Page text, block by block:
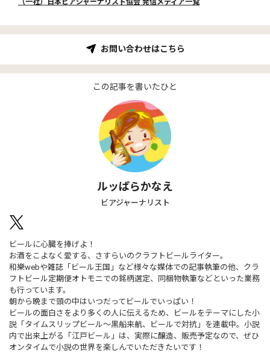
（一社）日本ビアジャーナリスト協会 発信メディア一覧
お問い合わせはこちら
この記事を書いたひと
ルッぱらかなえ
ビアジャーナリスト
ビールに心臓を捧げよ！
お酒をこよなく愛する、さすらいのクラフトビールライター。
和樂webや雑誌「ビール王国」など様々な媒体での記事執筆の他、クラ
フトビール定期便オトモニでの銘柄選定、同梱物執筆などといった業務
も行っています。
朝から晩まで頭の中はいつだってビールでいっぱい！
ビールの面白さをより多くの人に伝えるため、ビールをテーマにした小
説「タイムスリップビール～黒船来航、ビールで対抗」を連載中。小説
内で出来上がる「江戸ビール」は、実際に醸造、販売予定なので、ぜひ
オンタイムで小説の世界を楽しんでいただきたいです！